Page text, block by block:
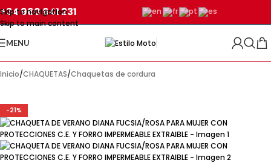
Skip to navigation
Skip to main content
+34 960 641 231
MENU
Inicio/CHAQUETAS/Chaquetas de cordura
-21%